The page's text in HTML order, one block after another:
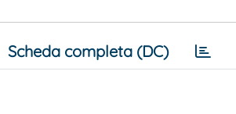
Scheda completa (DC)